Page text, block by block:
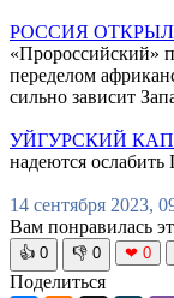
РОССИЯ
«Пророссийский»
переделом
сильно зависит
УЙГУРСКИЙ
надеются
14 сентября 2023,
Вам понравилась
👍 0 👎 0 ❤ 0
Поделиться